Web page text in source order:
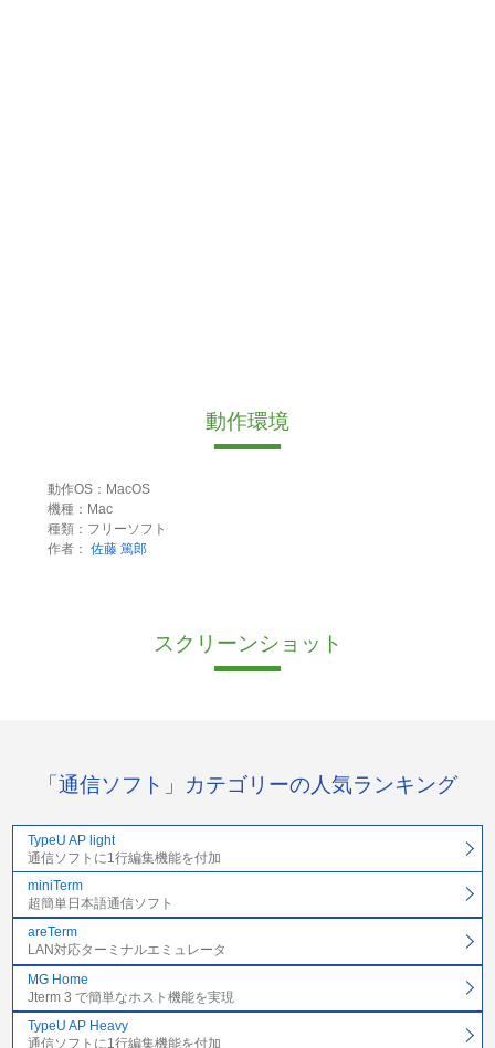
動作環境
動作OS：MacOS
機種：Mac
種類：フリーソフト
作者： 佐藤 篤郎
スクリーンショット
「通信ソフト」カテゴリーの人気ランキング
TypeU AP light
通信ソフトに1行編集機能を付加
miniTerm
超簡単日本語通信ソフト
areTerm
LAN対応ターミナルエミュレータ
MG Home
Jterm 3 で簡単なホスト機能を実現
TypeU AP Heavy
通信ソフトに1行編集機能を付加